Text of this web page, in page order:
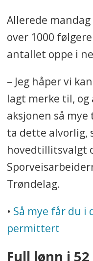
Allerede
over 1000
antallet oppe i
– Jeg håper vi
lagt merke til,
aksjonen så
ta dette alvorlig,
hovedtillitsvalgt
Trøndelag.
• Så mye får du i
permittert
Full lønn i